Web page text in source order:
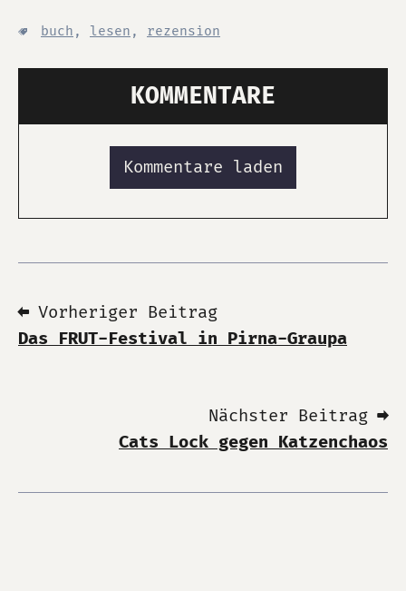
buch , lesen , rezension
KOMMENTARE
Kommentare laden
⬅ Vorheriger Beitrag
Das FRUT-Festival in Pirna-Graupa
Nächster Beitrag ➡
Cats Lock gegen Katzenchaos